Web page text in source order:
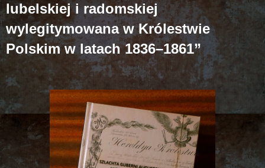
lubelskiej i radomskiej
wylegitymowana w Królestwie
Polskim w latach 1836–1861”